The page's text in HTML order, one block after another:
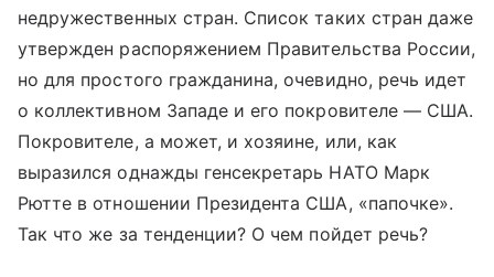
недружественных стран. Список таких стран даже
утвержден распоряжением Правительства России,
но для простого гражданина, очевидно, речь идет
о коллективном Западе и его покровителе — США.
Покровителе, а может, и хозяине, или, как
выразился однажды генсекретарь НАТО Марк
Рютте в отношении Президента США, «папочке».
Так что же за тенденции? О чем пойдет речь?